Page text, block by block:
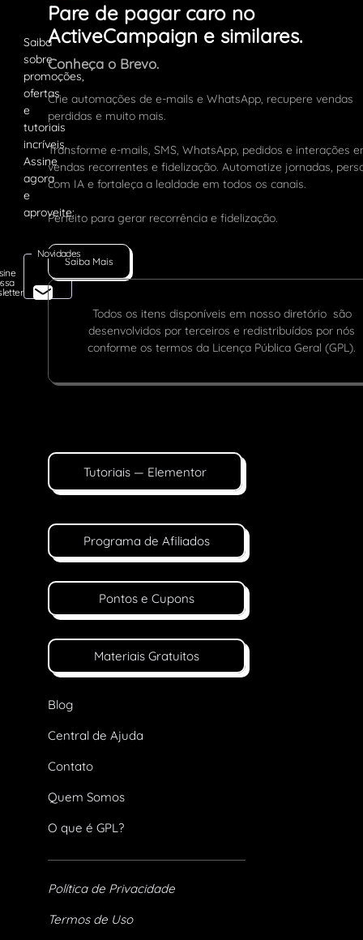
Novidades
Pare de pagar caro no
ActiveCampaign e similares.
Conheça o Brevo.
Crie automações de e-mails e WhatsApp, recupere vendas
perdidas e muito mais.
Transforme e-mails, SMS, WhatsApp, pedidos e interações
vendas recorrentes e fidelização. Automatize jornadas,
com IA e fortaleça a lealdade em todos os canais.
Perfeito para gerar recorrência e fidelização.
Saiba Mais
Todos os itens disponíveis em nosso diretório são
desenvolvidos por terceiros e redistribuídos por nós
conforme os termos da Licença Pública Geral (GPL).
Tutoriais — Elementor
Programa de Afiliados
Pontos e Cupons
Materiais Gratuitos
Blog
Central de Ajuda
Contato
Quem Somos
O que é GPL?
Política de Privacidade
Termos de Uso